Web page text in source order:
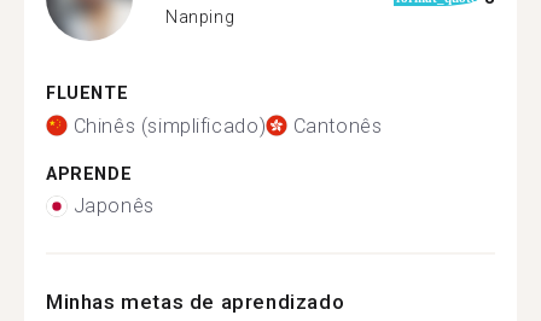
Nanping
FLUENTE
Chinês (simplificado) Cantonês
APRENDE
Japonês
Minhas metas de aprendizado